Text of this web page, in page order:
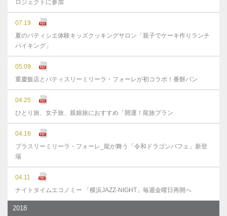
ロジェクトに参加
07.19
夏のパティシエ体験キッズクッキングサロン「親子でケーキ作りランチ
バイキング」
05.09
重慶飯店とパティスリーミリーラ・フォーレが初コラボ！番餅パン
04.25
ひとり旅、女子旅、親娘旅におすすめ「開運！龍旅プラン
04.16
ブラスリーミリーラ・フォーレ_龍が舞う「令和ドラゴンパフェ」新登
場
04.11
ナイトタイムエコノミー 「横浜JAZZ-NIGHT」毎週金曜日再開へ
2018